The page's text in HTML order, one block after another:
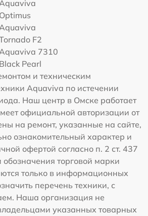
Optimus
F2
7310
Black Pearl
и техническим
Aquaviva по истечении
Наш центр в Омске работает
официальной авторизации от
на ремонт, указанные на сайте,
ознакомительный характер и
офертой согласно п. 2 ст. 437
торговой марки
только в информационных
перечень техники, с
Наша организация не
указанных товарных